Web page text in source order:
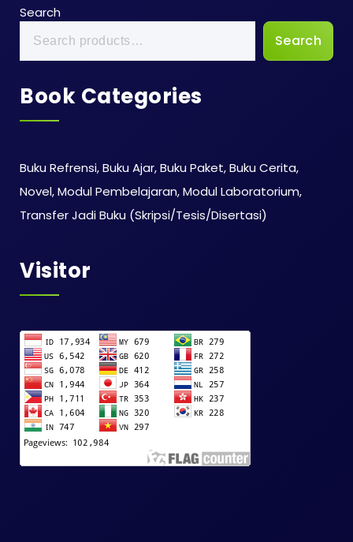
Search
Search
Book Categories
Buku Refrensi, Buku Ajar, Buku Paket, Buku Cerita,
Novel, Modul Pembelajaran, Modul Laboratorium,
Transfer Jadi Buku (Skripsi/Tesis/Disertasi)
Visitor